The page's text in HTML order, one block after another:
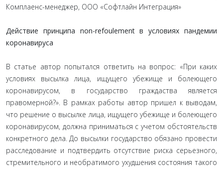
Комплаенс-менеджер, ООО «Софтлайн Интеграция»
Действие принципа non-refoulement в условиях пандемии
коронавируса
В статье автор попытался ответить на вопрос: «При каких
условиях высылка лица, ищущего убежище и болеющего
коронавирусом, в государство граждаства является
правомерной?». В рамках работы автор пришел к выводам,
что решение о высылке лица, ищущего убежище и болеющего
коронавирусом, должна приниматься с учетом обстоятельств
конкретного дела. До высылки государство обязано провести
расследование и подтвердить отсутствие риска серьезного,
стремительного и необратимого ухудшения состояния такого